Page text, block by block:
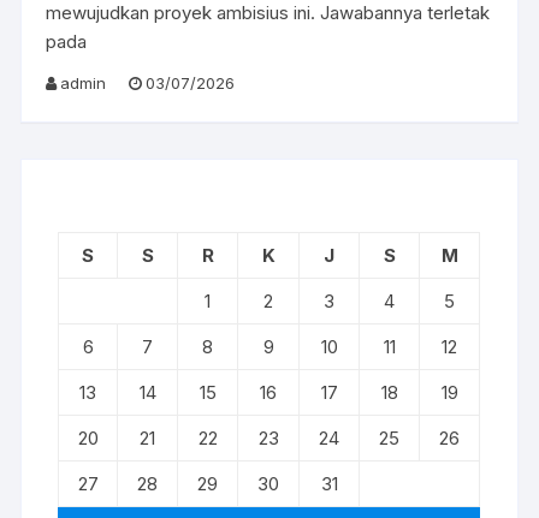
mewujudkan proyek ambisius ini. Jawabannya terletak
pada
admin 03/07/2026
S S R K J S
M
1
2 3 4
5
6
7 8 9 10 11
12
13
14 15 16 17 18
19
20
21 22 23 24 25
26
27
28 29 30 31